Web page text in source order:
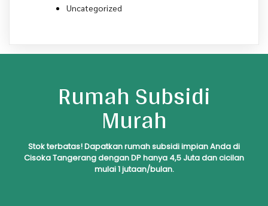
Uncategorized
Rumah Subsidi
Murah
Stokterbatas! Dapatkan rumah subsidi impian Anda di
Cisoka Tangerang dengan DP hanya 4,5 Juta dan cicilan
mulai 1 jutaan/bulan.